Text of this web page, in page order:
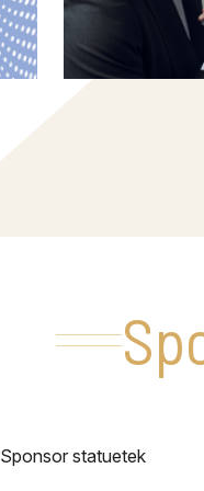
Sponsor statuetek